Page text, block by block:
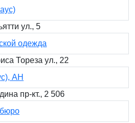
ул., 5
одежда
Тореза ул., 22
АН
пр-кт., 2 506